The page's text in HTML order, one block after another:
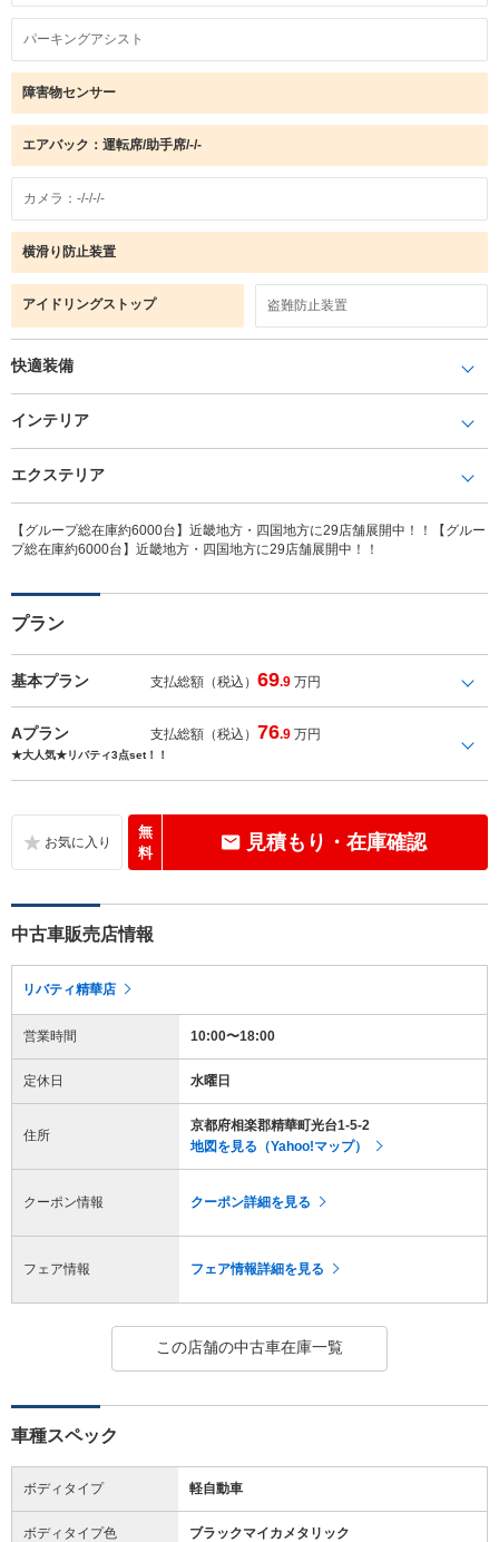
パーキングアシスト
障害物センサー
エアバック：運転席/助手席/-/-
カメラ：-/-/-/-
横滑り防止装置
アイドリングストップ 盗難防止装置
快適装備
インテリア
エクステリア
【グループ総在庫約6000台】近畿地方・四国地方に29店舗展開中！！【グルー
プ総在庫約6000台】近畿地方・四国地方に29店舗展開中！！
プラン
基本プラン 支払総額（税込）69.9 万円
Aプラン 支払総額（税込） 76.9 万円
★大人気★リバティ3点set！！
無
料
見積もり・在庫確認
中古車販売店情報
リバティ精華店
営業時間 10:00〜18:00
定休日 水曜日
住所
京都府相楽郡精華町光台1-5-2
地図を見る（Yahoo!マップ）
クーポン情報 クーポン詳細を見る
フェア情報 フェア情報詳細を見る
この店舗の中古車在庫一覧
車種スペック
ボディタイプ 軽自動車
ボディタイプ色 ブラックマイカメタリック